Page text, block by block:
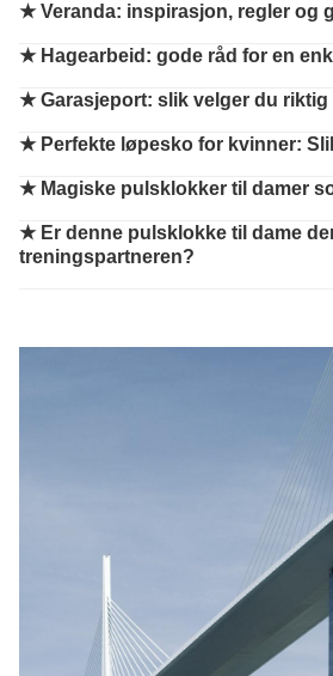
★Veranda: inspirasjon, regler og
★ Hagearbeid: gode råd for en
★Garasjeport: slik velger du riktig
★ Perfekte løpesko for kvinner:
★ Magiske pulsklokker til damer
★ Er denne pulsklokke til dame
treningspartneren?